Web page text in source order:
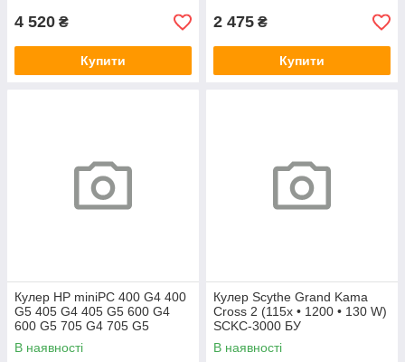
4 520 ₴
Купити
2 475 ₴
Купити
Кулер HP miniPC 400 G4 400
G5 405 G4 405 G5 600 G4
600 G5 705 G4 705 G5
(L19561-001)
В наявності
Кулер Scythe Grand Kama
Cross 2 (115x • 1200 • 130 W)
SCKC-3000 БУ
В наявності